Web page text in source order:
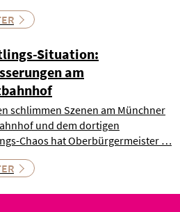
Situation:
am
schlimmen Szenen am Münchner
und dem dortigen
Chaos hat Oberbürgermeister …